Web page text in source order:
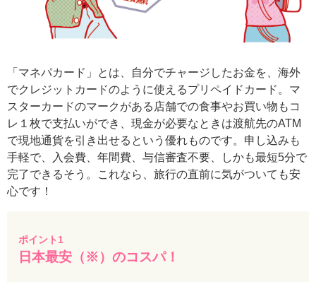
「マネパカード」とは、自分でチャージしたお金を、海外
でクレジットカードのように使えるプリペイドカード。マ
スターカードのマークがある店舗での食事やお買い物もコ
レ１枚で支払いができ、現金が必要なときは渡航先のATM
で現地通貨を引き出せるという優れものです。申し込みも
手軽で、入会費、年間費、与信審査不要、しかも最短5分で
完了できるそう。これなら、旅行の直前に気がついても安
心です！
ポイント1
日本最安（※）のコスパ！